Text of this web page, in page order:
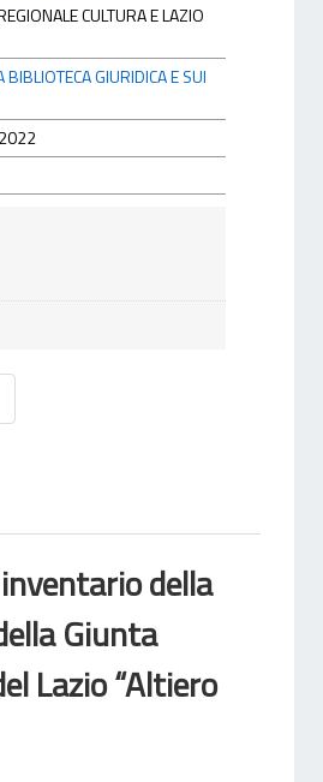
CULTURA E LAZIO
BIBLIOTECA GIURIDICA E SUI
della
Giunta
Lazio “Altiero